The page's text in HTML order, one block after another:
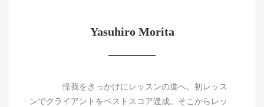
Yasuhiro Morita
怪我をきっかけにレッスンの道へ。初レッス
ンでクライアントをベストスコア達成。そこからレッ